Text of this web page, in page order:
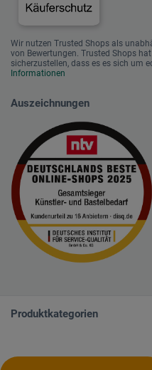
Wir nutzen Trusted Shops als
von Bewertungen. Trusted Shops
sicherzustellen, dass es es sich um
Informationen
Auszeichnungen
Produktkategorien